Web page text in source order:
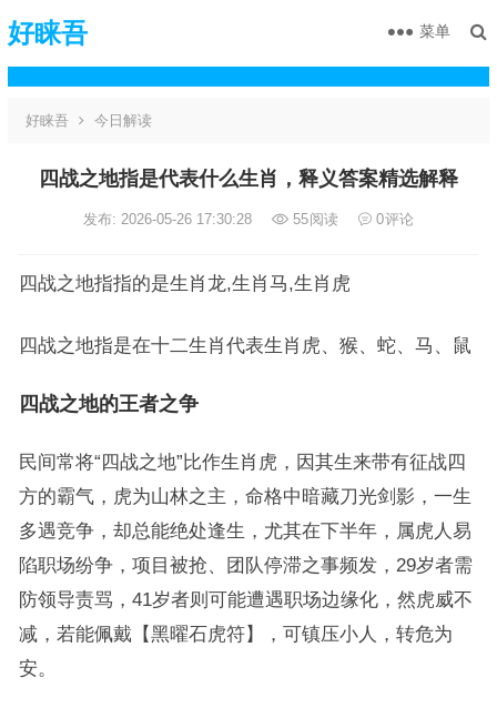
好睐吾 菜单
好睐吾 今日解读
四战之地指是代表什么生肖，释义答案精选解释
发布: 2026-05-26 17:30:28 55阅读 0评论
四战之地指指的是生肖龙,生肖马,生肖虎
四战之地指是在十二生肖代表生肖虎、猴、蛇、马、鼠
四战之地的王者之争
民间常将“四战之地”比作生肖虎，因其生来带有征战四
方的霸气，虎为山林之主，命格中暗藏刀光剑影，一生
多遇竞争，却总能绝处逢生，尤其在下半年，属虎人易
陷职场纷争，项目被抢、团队停滞之事频发，29岁者需
防领导责骂，41岁者则可能遭遇职场边缘化，然虎威不
减，若能佩戴【黑曜石虎符】，可镇压小人，转危为
安。